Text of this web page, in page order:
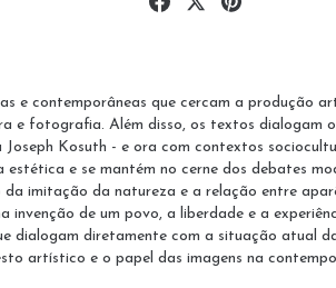
e contemporâneas que cercam a produção
e fotografia. Além disso, os textos dialogam
Kosuth - e ora com contextos
e se mantém no cerne dos debates
imitação da natureza e a relação entre
de um povo, a liberdade e a
dialogam diretamente com a situação atual
artístico e o papel das imagens na